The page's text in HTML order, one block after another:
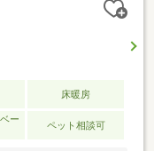
床暖房
ー
ペット相談可